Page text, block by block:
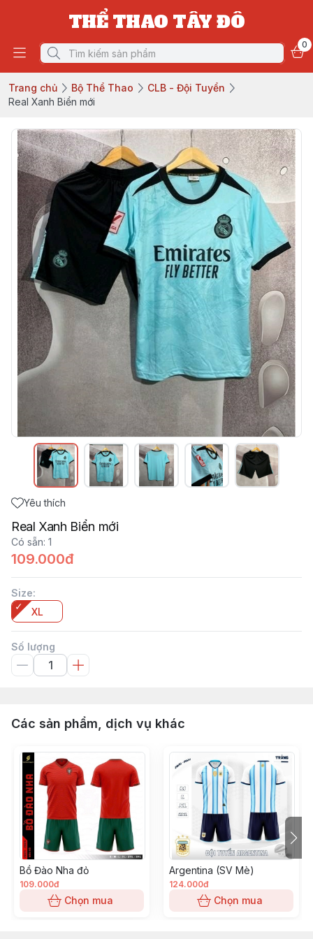
THỂ THAO TÂY ĐÔ
0
Trang chủ Bộ Thể Thao
CLB - Đội Tuyển
Real Xanh Biển mới
Yêu thích
Real Xanh Biển mới
Có sẵn: 1
109.000đ
Size:
XL
Số lượng
Các sản phẩm, dịch vụ khác
Bồ Đào Nha đỏ
109.000đ
Chọn mua
Argentina (SV Mè)
124.000đ
Chọn mua